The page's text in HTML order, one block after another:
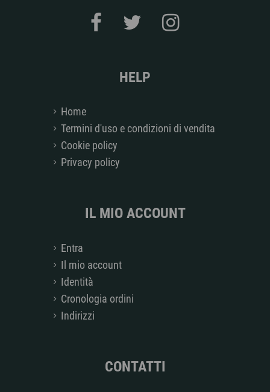
HELP
Home
Termini d'uso e condizioni di vendita
Cookie policy
Privacy policy
IL MIO ACCOUNT
Entra
Il mio account
Identità
Cronologia ordini
Indirizzi
CONTATTI